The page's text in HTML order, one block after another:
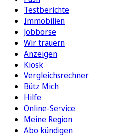
Testberichte
Immobilien
Jobbörse
Wir trauern
Anzeigen
Kiosk
Vergleichsrechner
Bütz Mich
Hilfe
Online-Service
Meine Region
Abo kündigen